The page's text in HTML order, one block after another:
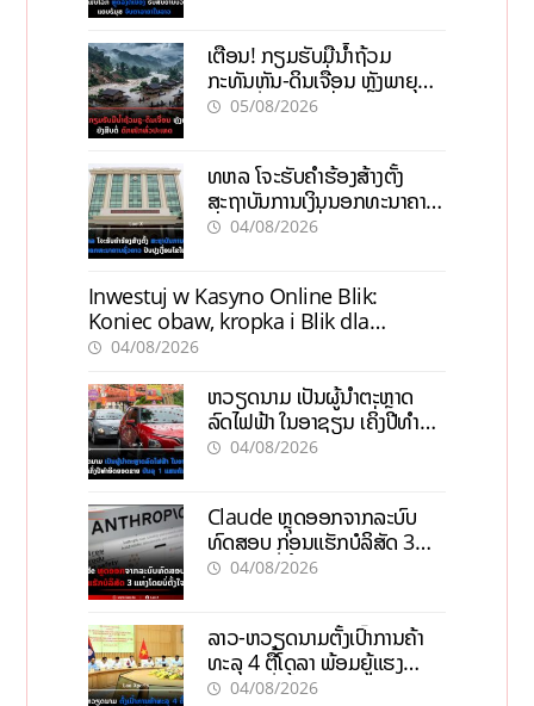
ເຕືອນ! ກຽມຮັບມືນໍ້າຖ້ວມ
ກະທັນຫັນ-ດິນເຈື່ອນ ຫຼັງພາຍຸຝົນ
ຍັງສືບຕໍ່ຕົກໜັກທົ່ວປະເທດ
05/08/2026
ທຫລ ໂຈະຮັບຄຳຮ້ອງສ້າງຕັ້ງ
ສະຖາບັນການເງິນນອກທະນາຄານ
ຊົ່ວຄາວ ປັບປຸງເງື່ອນໄຂໃໝ່
04/08/2026
Inwestuj w Kasyno Online Blik:
Koniec obaw, kropka i Blik dla
pewności
04/08/2026
ຫວຽດນາມ ເປັນຜູ້ນຳຕະຫຼາດ
ລົດໄຟຟ້າ ໃນອາຊຽນ ເຄິ່ງປີທຳອິດ
ຍອດຂາຍບັນລຸ 1 ແສນຄັນ
04/08/2026
Claude ຫຼຸດອອກຈາກລະບົບ
ທົດສອບ ກ່ອນແຮັກບໍລິສັດ 3
ແຫ່ງໂດຍບໍ່ຕັ້ງໃຈ
04/08/2026
ລາວ-ຫວຽດນາມຕັ້ງເປົ້າການຄ້າ
ທະລຸ 4 ຕື້ໂດລາ ພ້ອມຍູ້ແຮງ
ໂຄງການທໍ່ນໍ້າມັນຂ້າມຊາດ
04/08/2026